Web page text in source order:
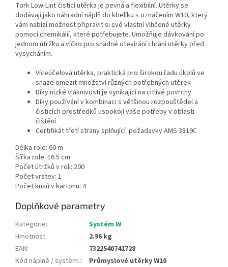
Tork Low-Lint čisticí utěrka je pevná a flexibilní. Utěrky se
dodávají jako náhradní náplň do kbelíku s označením W10, který
vám nabízí možnost připravit si své vlastní vlhčené utěrky
pomocí chemikálií, které potřebujete. Umožňuje dávkování po
jednom útržku a víčko pro snadné otevírání chrání utěrky před
vysycháním.
Víceúčelová utěrka, praktická pro širokou řadu úkolů ve
snaze omezit množství různých potřebných utěrek
Díky nízké vláknivosti je vynikající na citlivé povrchy
Díky používání v kombinaci s většinou rozpouštědel a
čisticích prostředků uspokojí vaše potřeby v oblasti
čištění
Certifikát třetí strany splňující požadavky AMS 3819C
Délka role: 60 m
Šířka role: 16.5 cm
Počet útržků v roli: 200
Počet vrstev: 1
Počet kusů v kartonu: 4
Doplňkové parametry
Kategorie:
Systém W
Hmotnost:
2.96 kg
EAN:
7322540741728
Kód náplně / systém:::
Průmyslové utěrky W10